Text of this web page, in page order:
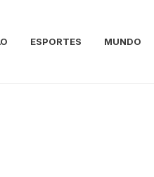
ESPORTES MUNDO